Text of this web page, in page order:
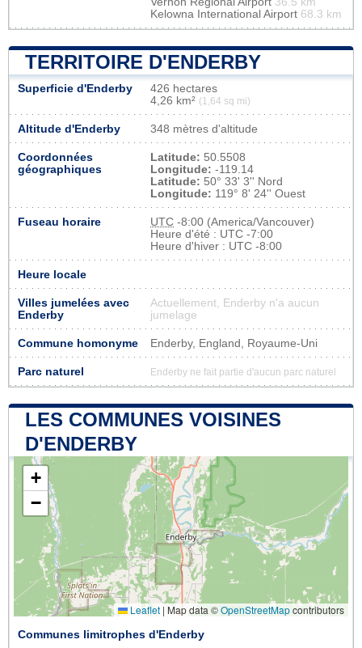
Kelowna International Airport 68.3 km
TERRITOIRE D'ENDERBY
Superficie d'Enderby
426 hectares
4,26 km² (1,64 sq mi)
Altitude d'Enderby 348 mètres d'altitude
Coordonnées
géographiques
Latitude: 50.5508
Longitude: -119.14
Latitude: 50° 33' 3'' Nord
Longitude: 119° 8' 24'' Ouest
Fuseau horaire UTC -8:00 (America/Vancouver)
Heure d'été : UTC -7:00
Heure d'hiver : UTC -8:00
Heure locale
Villes jumelées avec
Enderby
Actuellement, Enderby n'a aucun
jumelage
Commune homonyme Enderby, England, Royaume-Uni
Parc naturel Enderby ne fait partie d'aucun parc naturel
LES COMMUNES VOISINES
D'ENDERBY
+
−
Leaflet | Map data ©OpenStreetMapcontributors
Communes limitrophes d'Enderby